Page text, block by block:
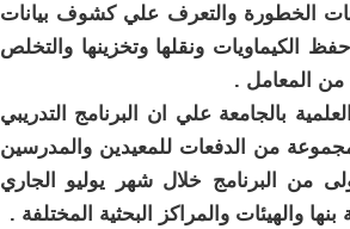
الخطورة والتعرف علي كشوف بيانات
الكيماويات ونقلها وتخزينها والتخلص
من المعامل .
بالجامعة علي ان البرنامج التدريبي
من الدفعات للمعيدين والمدرسين
من البرنامج خلال شهر يوليو الجاري
والمراكز البحثية المختلفة .